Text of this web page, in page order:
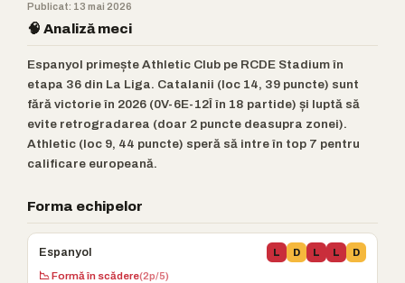
Publicat: 13 mai 2026
🧠 Analiză meci
Espanyol primește Athletic Club pe RCDE Stadium în
etapa 36 din La Liga. Catalanii (loc 14, 39 puncte) sunt
fără victorie în 2026 (0V-6E-12Î în 18 partide) și luptă să
evite retrogradarea (doar 2 puncte deasupra zonei).
Athletic (loc 9, 44 puncte) speră să intre în top 7 pentru
calificare europeană.
Forma echipelor
Espanyol L D L L D
📉 Formă în scădere(2p/5)